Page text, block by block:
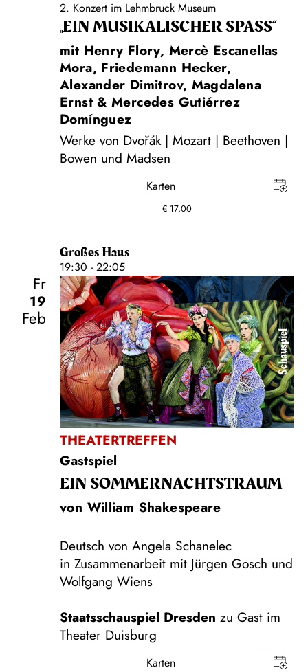
2. Konzert im Lehmbruck Museum
„EIN MUSIKALISCHER SPASS“
mit Henry Flory, Mercè Escanellas
Mora, Friedemann Hecker,
Alexander Dimitrov, Magdalena
Ernst & Mercedes Gutiérrez
Domínguez
Werke von Dvořák | Mozart | Beethoven |
Bowen und Madsen
Karten
€ 17,00
Großes Haus
19:30 - 22:05
Fr
19
Feb
Schauspiel
THEATERTREFFEN
Gastspiel
EIN SOMMER­NACHTS­TRAUM
von William Shakespeare
Deutsch von Angela Schanelec
in Zusammenarbeit mit Jürgen Gosch und
Wolfgang Wiens
Staatsschauspiel Dresden zu Gast im
Theater Duisburg
Karten